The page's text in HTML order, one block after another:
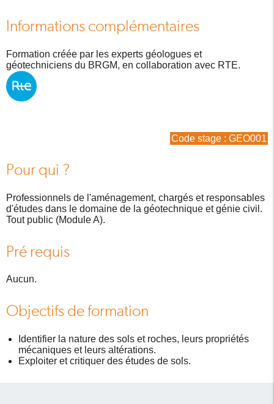
Informations complémentaires
Formation créée par les experts géologues et
géotechniciens du BRGM, en collaboration avec RTE.
Code stage : GEO001
Pour qui ?
Professionnels de l'aménagement, chargés et responsables
d'études dans le domaine de la géotechnique et génie civil.
Tout public (Module A).
Pré requis
Aucun.
Objectifs de formation
Identifier la nature des sols et roches, leurs propriétés
mécaniques et leurs altérations.
Exploiter et critiquer des études de sols.